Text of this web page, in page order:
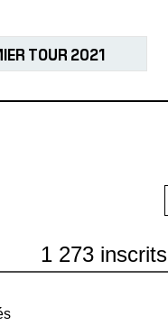
TOUR 2021
1 273 inscrits